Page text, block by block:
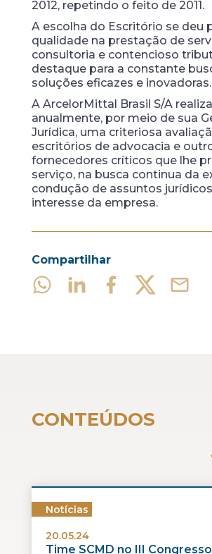
2012, repetindo o feito de 2011.
A escolha do Escritório se deu
qualidade na prestação de
consultoria e contencioso
destaque para a constante
soluções eficazes e inovadoras.
A ArcelorMittal Brasil S/A
anualmente, por meio de sua
Jurídica, uma criteriosa
escritórios de advocacia e
fornecedores críticos que lhe
serviço, na busca continua da
condução de assuntos
interesse da empresa.
Compartilhar
CONTEÚDOS
Notícias
20.05.24
Time SCMD no III Congresso